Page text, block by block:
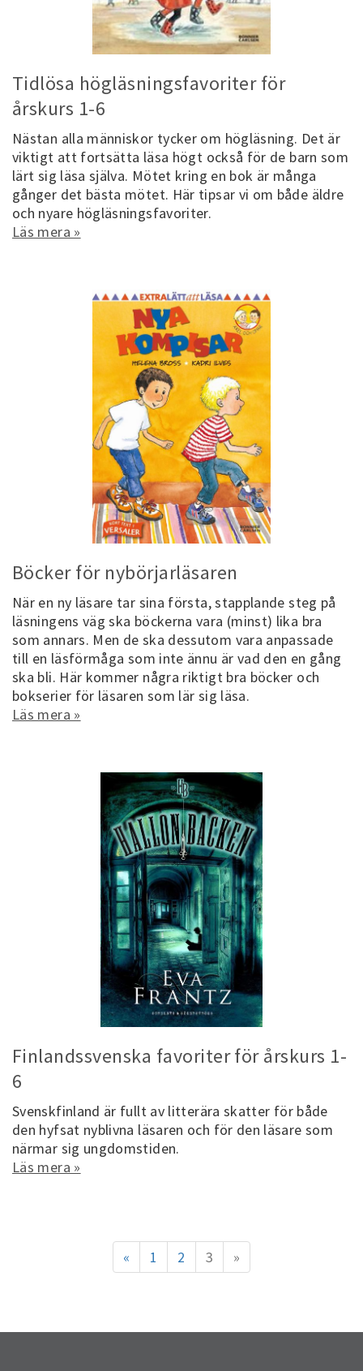
Tidlösa högläsningsfavoriter för
årskurs 1-6
Nästan alla människor tycker om högläsning. Det är
viktigt att fortsätta läsa högt också för de barn som
lärt sig läsa själva. Mötet kring en bok är många
gånger det bästa mötet. Här tipsar vi om både äldre
och nyare högläsningsfavoriter.
Läs mera »
Böcker för nybörjarläsaren
När en ny läsare tar sina första, stapplande steg på
läsningens väg ska böckerna vara (minst) lika bra
som annars. Men de ska dessutom vara anpassade
till en läsförmåga som inte ännu är vad den en gång
ska bli. Här kommer några riktigt bra böcker och
bokserier för läsaren som lär sig läsa.
Läs mera »
Finlandssvenska favoriter för årskurs 1-
6
Svenskfinland är fullt av litterära skatter för både
den hyfsat nyblivna läsaren och för den läsare som
närmar sig ungdomstiden.
Läs mera »
« 1 2 3 »